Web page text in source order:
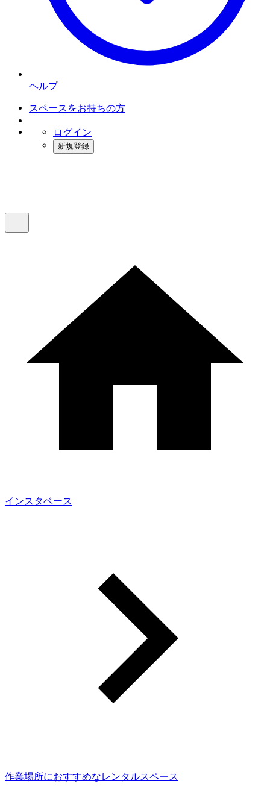
ヘルプ
スペースをお持ちの方
ログイン
新規登録
インスタベース
作業場所におすすめなレンタルスペース